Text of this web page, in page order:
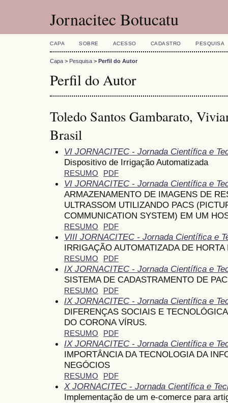
Jornacitec Botucatu
CAPA SOBRE ACESSO CADASTRO PESQUISA
Capa > Pesquisa > Perfil do Autor
Perfil do Autor
Toledo Santos Gambarato,
Brasil
VI JORNACITEC - Jornada Científica e
Dispositivo de Irrigação Automatizada
RESUMO PDF
VI JORNACITEC - Jornada Científica e
ARMAZENAMENTO DE IMAGENS DE
ULTRASSOM UTILIZANDO PACS
COMMUNICATION SYSTEM) EM UM
RESUMO PDF
VIII JORNACITEC - Jornada Científica e
IRRIGAÇÃO AUTOMATIZADA DE
RESUMO PDF
IX JORNACITEC - Jornada Científica e
SISTEMA DE CADASTRAMENTO DE
RESUMO PDF
IX JORNACITEC - Jornada Científica e
DIFERENÇAS SOCIAIS E
DO CORONA VÍRUS.
RESUMO PDF
IX JORNACITEC - Jornada Científica e
IMPORTÂNCIA DA TECNOLOGIA DA
NEGÓCIOS
RESUMO PDF
X JORNACITEC - Jornada Científica e
Implementação de um e-comerce para